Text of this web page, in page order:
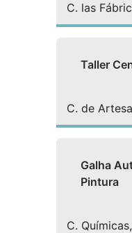
C. las
Taller
C. de
Galha
Pintura
C.